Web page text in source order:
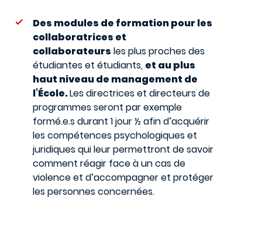
Des modules de formation pour les
collaboratrices et
collaborateurs les plus proches des
étudiantes et étudiants, et au plus
haut niveau de management de
l’École.Les directrices et directeurs de
programmes seront par exemple
formé.e.s durant 1 jour ½ afin d’acquérir
les compétences psychologiques et
juridiques qui leur permettront de savoir
comment réagir face à un cas de
violence et d’accompagner et protéger
les personnes concernées.